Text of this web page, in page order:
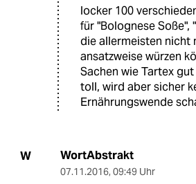
locker 100
für "Bolognese Soße",
die allermeisten nicht
ansatzweise würzen
Sachen wie Tartex
toll, wird aber sicher
Ernährungswende
W WortAbstrakt
07.11.2016, 09:49 Uhr